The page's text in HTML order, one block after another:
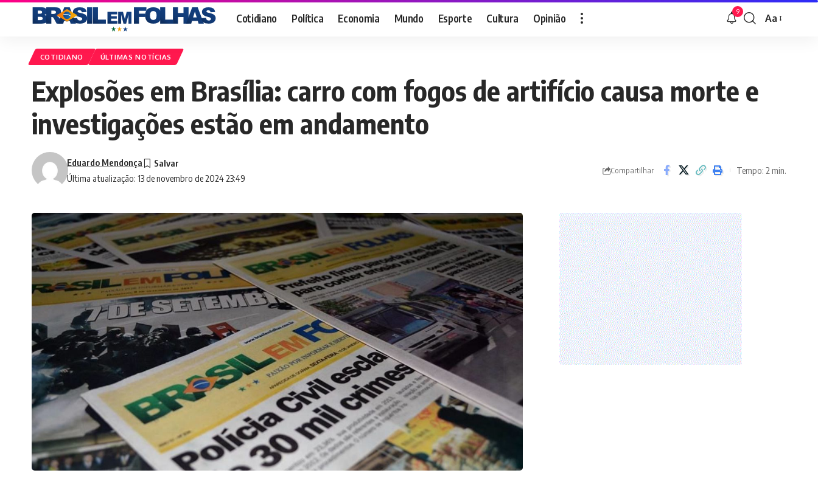
Cotidiano Política Economia Mundo Esporte Cultura Opinião 9
Font
Aa
COTIDIANO ÚLTIMAS NOTÍCIAS
Explosões em Brasília: carro com fogos de artifício causa morte e
investigações estão em andamento
Última atualização: 13 de novembro de 2024 23:49
Eduardo Mendonça
Compartilhar Tempo: 2 min.